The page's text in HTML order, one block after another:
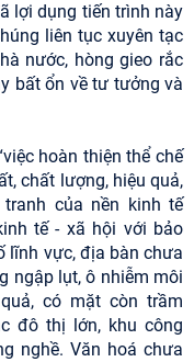
lợi dụng tiến trình này
liên tục xuyên tạc
nước, hòng gieo rắc
bất ổn về tư tưởng và
hoàn thiện thể chế
chất lượng, hiệu quả,
của nền kinh tế
tế - xã hội với bảo
lĩnh vực, địa bàn chưa
ngập lụt, ô nhiễm môi
có mặt còn trầm
đô thị lớn, khu công
nghề. Văn hoá chưa